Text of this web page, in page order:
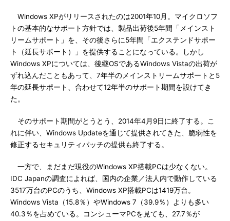
Windows XPがリリースされたのは2001年10月。マイクロソフ
トの基本的なサポート方針では、製品出荷後5年間「メインスト
リームサポート」を、その後さらに5年間「エクステンドサポー
ト（延長サポート）」を提供することになっている。しかし
Windows XPについては、後継OSであるWindows Vistaの出荷が
ずれ込んだこともあって、7年半のメインストリームサポートと5
年の延長サポート、合わせて12年半のサポート期間を設けてき
た。
そのサポート期間がとうとう、2014年4月9日に終了する。こ
れに伴い、Windows Updateを通じて提供されてきた、脆弱性を
修正するセキュリティパッチの提供も終了する。
一方で、まだまだ現役のWindows XP搭載PCは少なくない。
IDC Japanの調査によれば、国内の企業／法人内で動作している
3517万台のPCのうち、Windows XP搭載PCは1419万台。
Windows Vista（15.8％）やWindows 7（39.9％）よりも多い
40.3％を占めている。コンシューマPCを見ても、27.7％が